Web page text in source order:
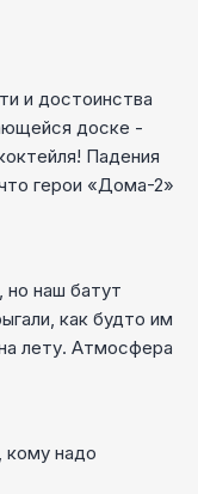
и достоинства
доске -
Падения
герои «Дома-2»
но наш батут
как будто им
лету. Атмосфера
кому надо